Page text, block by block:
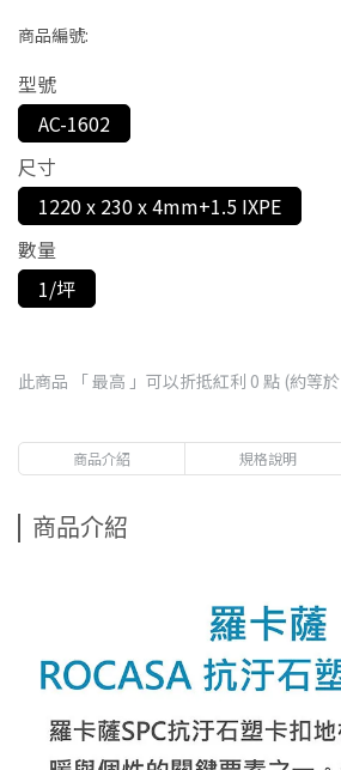
商品編號:
型號
AC-1602
尺寸
1220 x 230 x 4mm+1.5 IXPE
數量
1/坪
此商品 「 最高 」可以折抵紅利 0 點 (約等於
商品介紹 規格說明
商品介紹